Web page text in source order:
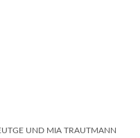
UND MIA TRAUTMANN